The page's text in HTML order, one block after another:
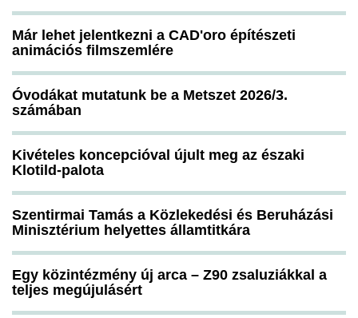
Már lehet jelentkezni a CAD'oro építészeti
animációs filmszemlére
Óvodákat mutatunk be a Metszet 2026/3.
számában
Kivételes koncepcióval újult meg az északi
Klotild-palota
Szentirmai Tamás a Közlekedési és Beruházási
Minisztérium helyettes államtitkára
Egy közintézmény új arca – Z90 zsaluziákkal a
teljes megújulásért